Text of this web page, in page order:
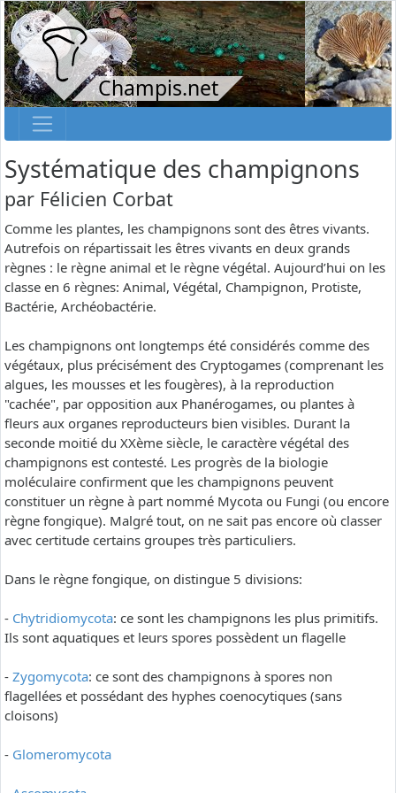
Champis.net
Systématique des champignons
par Félicien Corbat
Comme les plantes, les champignons sont des êtres vivants.
Autrefois on répartissait les êtres vivants en deux grands
règnes : le règne animal et le règne végétal. Aujourd’hui on les
classe en 6 règnes: Animal, Végétal, Champignon, Protiste,
Bactérie, Archéobactérie.
Les champignons ont longtemps été considérés comme des
végétaux, plus précisément des Cryptogames (comprenant les
algues, les mousses et les fougères), à la reproduction
"cachée", par opposition aux Phanérogames, ou plantes à
fleurs aux organes reproducteurs bien visibles. Durant la
seconde moitié du XXème siècle, le caractère végétal des
champignons est contesté. Les progrès de la biologie
moléculaire confirment que les champignons peuvent
constituer un règne à part nommé Mycota ou Fungi (ou encore
règne fongique). Malgré tout, on ne sait pas encore où classer
avec certitude certains groupes très particuliers.
Dans le règne fongique, on distingue 5 divisions:
- Chytridiomycota: ce sont les champignons les plus primitifs.
Ils sont aquatiques et leurs spores possèdent un flagelle
- Zygomycota: ce sont des champignons à spores non
flagellées et possédant des hyphes coenocytiques (sans
cloisons)
- Glomeromycota